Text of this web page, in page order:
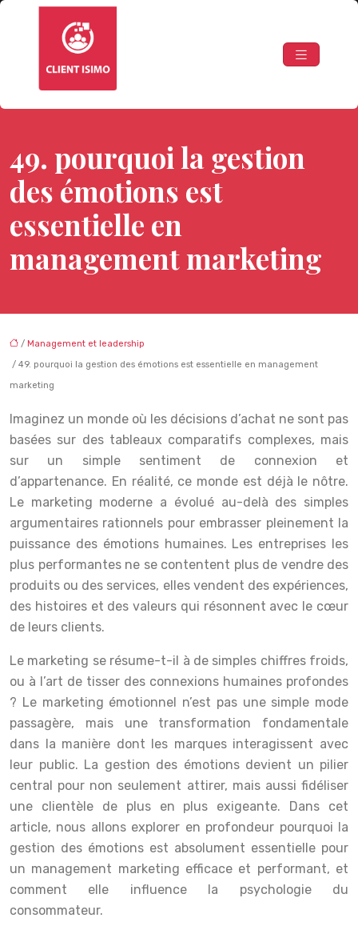
49. pourquoi la gestion
des émotions est
essentielle en
management marketing
/ Management et leadership
/ 49. pourquoi la gestion des émotions est essentielle en management
marketing
Imaginez un monde où les décisions d’achat ne sont pas
basées sur des tableaux comparatifs complexes, mais
sur un simple sentiment de connexion et
d’appartenance. En réalité, ce monde est déjà le nôtre.
Le marketing moderne a évolué au-delà des simples
argumentaires rationnels pour embrasser pleinement la
puissance des émotions humaines. Les entreprises les
plus performantes ne se contentent plus de vendre des
produits ou des services, elles vendent des expériences,
des histoires et des valeurs qui résonnent avec le cœur
de leurs clients.
Le marketing se résume-t-il à de simples chiffres froids,
ou à l’art de tisser des connexions humaines profondes
? Le marketing émotionnel n’est pas une simple mode
passagère, mais une transformation fondamentale
dans la manière dont les marques interagissent avec
leur public. La gestion des émotions devient un pilier
central pour non seulement attirer, mais aussi fidéliser
une clientèle de plus en plus exigeante. Dans cet
article, nous allons explorer en profondeur pourquoi la
gestion des émotions est absolument essentielle pour
un management marketing efficace et performant, et
comment elle influence la psychologie du
consommateur.